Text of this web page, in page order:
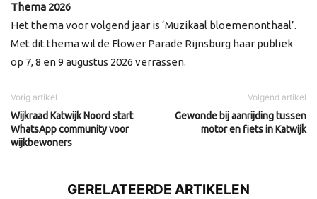
Thema 2026
Het thema voor volgend jaar is ‘Muzikaal bloemenonthaal’.
Met dit thema wil de Flower Parade Rijnsburg haar publiek
op 7, 8 en 9 augustus 2026 verrassen.
Vorig artikel
Wijkraad Katwijk Noord start
WhatsApp community voor
wijkbewoners
Volgend artikel
Gewonde bij aanrijding tussen
motor en fiets in Katwijk
GERELATEERDE ARTIKELEN